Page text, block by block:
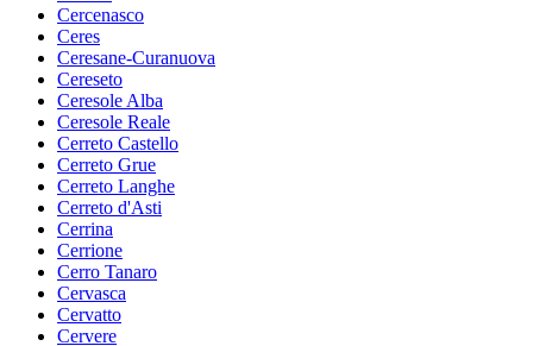
Cercenasco
Ceres
Ceresane-Curanuova
Cereseto
Ceresole Alba
Ceresole Reale
Cerreto Castello
Cerreto Grue
Cerreto Langhe
Cerreto d'Asti
Cerrina
Cerrione
Cerro Tanaro
Cervasca
Cervatto
Cervere